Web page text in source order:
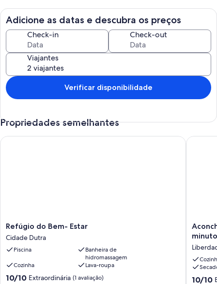
Adicione as datas e descubra os preços
Check-in Check-out
Viajantes
Verificar disponibilidade
Propriedades semelhantes
Refúgio
do
Bem-
Estar
Dutra
Refúgio do Bem- Estar
Cidade Dutra
Piscina
Banheira de
hidromassagem
Cozinha
Lava-roupa
10.0
10/10 Extraordinária (1 avaliação)
Refúgio do Bem- Estar
lar
lar
-
5
10.0
10/10